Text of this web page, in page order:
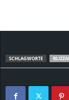
SCHLAGWORTE